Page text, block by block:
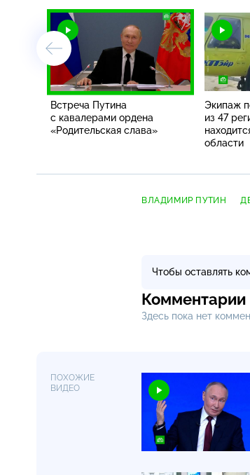
Встреча Путина
с кавалерами ордена
«Родительская слава»
Экипаж
из 47
области
ВЛАДИМИР ПУТИН
Чтобы оставлять
Комментарии
Здесь пока нет
ПОХОЖИЕ
ВИДЕО